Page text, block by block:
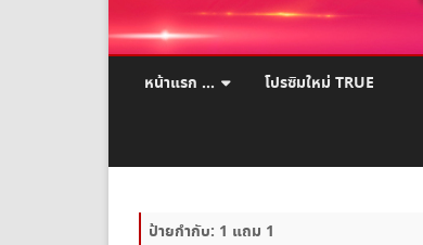
หน้าแรก … โปรซิมใหม่ TRUE
ป้ายกำกับ: 1 แถม 1